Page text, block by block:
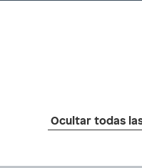
Ocultar todas